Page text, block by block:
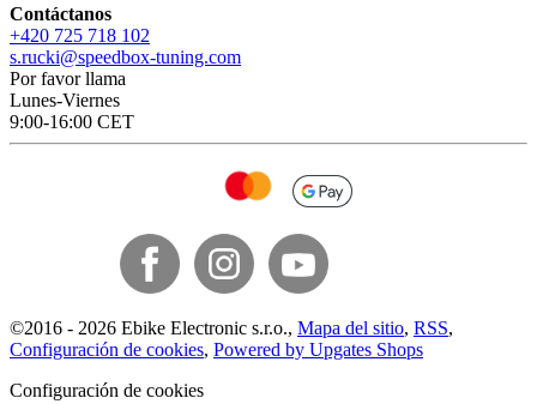
Contáctanos
+420 725 718 102
s.rucki@speedbox-tuning.com
Por favor llama
Lunes-Viernes
9:00-16:00 CET
©2016 - 2026 Ebike Electronic s.r.o., Mapa del sitio, RSS,
Configuración de cookies, Powered by Upgates Shops
Configuración de cookies